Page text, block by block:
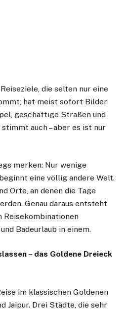
die selten nur eine
hat meist sofort Bilder
geschäftige Straßen und
stimmt auch – aber es ist nur
merken: Nur wenige
eine völlig andere Welt.
Orte, an denen die Tage
Genau daraus entsteht
Reisekombinationen
Badeurlaub in einem.
– das Goldene Dreieck
im klassischen Goldenen
Jaipur. Drei Städte, die sehr